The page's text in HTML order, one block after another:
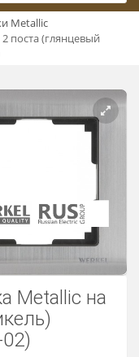
Metallic
поста (глянцевый
Metallic на